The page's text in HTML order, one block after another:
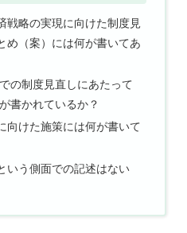
戦略の実現に向けた制度見
め（案）には何が書いてあ
の制度見直しにあたって
書かれているか？
向けた施策には何が書いて
いう側面での記述はない